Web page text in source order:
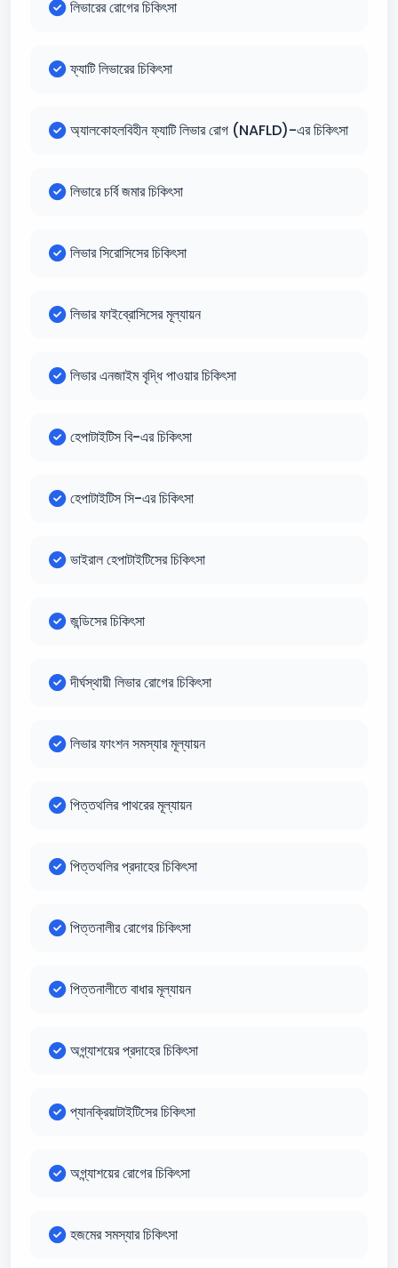
লিভারের রোগের চিকিৎসা
ফ্যাটি লিভারের চিকিৎসা
অ্যালকোহলবিহীন ফ্যাটি লিভার রোগ (NAFLD)-এর চিকিৎসা
লিভারে চর্বি জমার চিকিৎসা
লিভার সিরোসিসের চিকিৎসা
লিভার ফাইব্রোসিসের মূল্যায়ন
লিভার এনজাইম বৃদ্ধি পাওয়ার চিকিৎসা
হেপাটাইটিস বি-এর চিকিৎসা
হেপাটাইটিস সি-এর চিকিৎসা
ভাইরাল হেপাটাইটিসের চিকিৎসা
জন্ডিসের চিকিৎসা
দীর্ঘস্থায়ী লিভার রোগের চিকিৎসা
লিভার ফাংশন সমস্যার মূল্যায়ন
পিত্তথলির পাথরের মূল্যায়ন
পিত্তথলির প্রদাহের চিকিৎসা
পিত্তনালীর রোগের চিকিৎসা
পিত্তনালীতে বাধার মূল্যায়ন
অগ্ন্যাশয়ের প্রদাহের চিকিৎসা
প্যানক্রিয়াটাইটিসের চিকিৎসা
অগ্ন্যাশয়ের রোগের চিকিৎসা
হজমের সমস্যার চিকিৎসা